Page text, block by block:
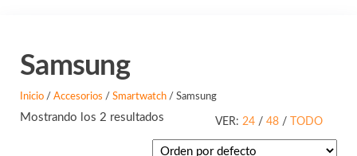
Samsung
Inicio / Accesorios / Smartwatch / Samsung
VER: 24 / 48 / TODO
Mostrando los 2 resultados